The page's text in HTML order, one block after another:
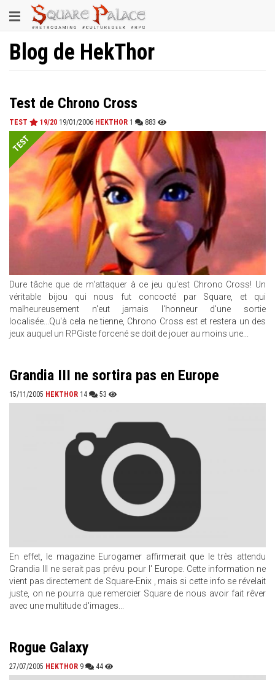
au
contenu
principal
Toggle
navigation
Blog de HekThor
Test de Chrono Cross
TEST 19/20 19/01/2006 HEKTHOR 1 883
Dure tâche que de m'attaquer à ce jeu qu'est Chrono Cross! Un
véritable bijou qui nous fut concocté par Square, et qui
malheureusement n'eut jamais l'honneur d'une sortie
localisée...Qu'à cela ne tienne, Chrono Cross est et restera un des
jeux auquel un RPGiste forcené se doit de jouer au moins une...
Grandia III ne sortira pas en Europe
15/11/2005 HEKTHOR 14 53
En effet, le magazine Eurogamer affirmerait que le très attendu
Grandia III ne serait pas prévu pour l' Europe. Cette information ne
vient pas directement de Square-Enix , mais si cette info se révelait
juste, on ne pourra que remercier Square de nous avoir fait rêver
avec une multitude d'images...
Rogue Galaxy
27/07/2005 HEKTHOR 9 44